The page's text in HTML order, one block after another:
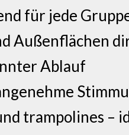
für jede
Außenflächen
Ablauf
trampolines –